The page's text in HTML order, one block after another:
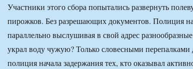
Участники этого сбора попытались развернуть
пирожков. Без разрешающих документов. Полиция
параллельно выслушивая в свой адрес
украл воду чужую? Только словесными перепалками
полиция начала задержания тех, кто оказывал